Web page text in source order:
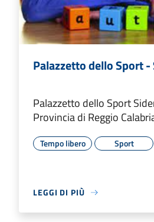
Palazzetto dello Sport -
Palazzetto dello Sport
Provincia di Reggio
Tempo libero Sport
LEGGI DI PIÙ